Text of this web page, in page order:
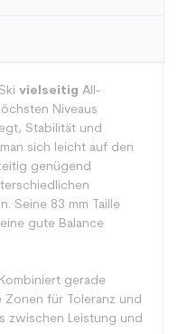
vielseitig All-
Niveaus
Stabilität und
sich leicht auf den
genügend
Seine 83 mm Taille
gute Balance
gerade
für Toleranz und
zwischen Leistung und